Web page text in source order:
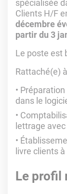
spécialisée
Clients H/F
décembre
partir du 3
Le poste est
Rattaché(e)
dans le
lettrage
livre clients
Le profil